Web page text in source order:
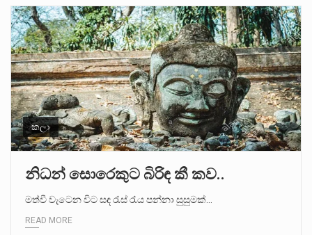
කලා
නිධන් සොරෙකුට බිරිඳ කී කව..
මත්වී වැටෙන විට සඳ රැස් රැය පන්නා සුසුමක්…
READ MORE